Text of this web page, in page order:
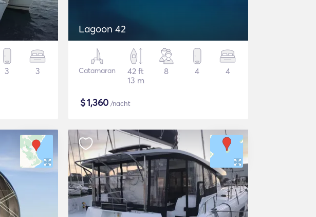
3 3
Lagoon 42
Catamaran
42 ft
13 m
8 4 4
$1,360 /nacht